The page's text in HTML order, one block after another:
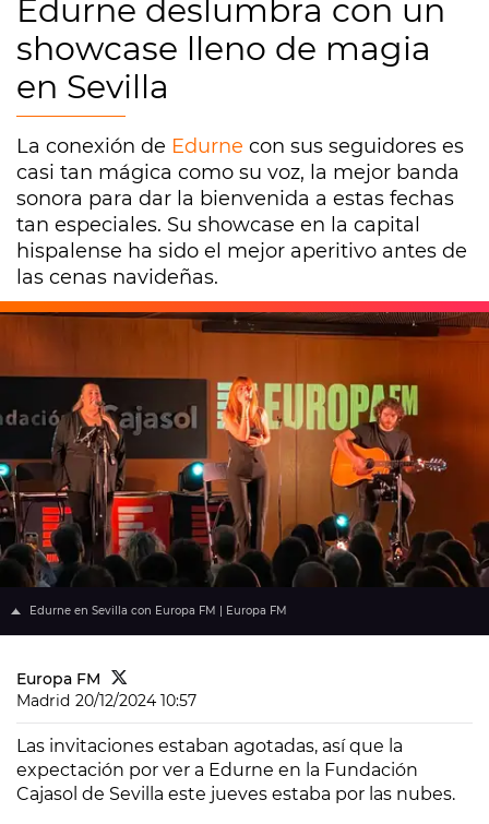
Edurne deslumbra con un
showcase lleno de magia
en Sevilla
La conexión de Edurne con sus seguidores es
casi tan mágica como su voz, la mejor banda
sonora para dar la bienvenida a estas fechas
tan especiales. Su showcase en la capital
hispalense ha sido el mejor aperitivo antes de
las cenas navideñas.
Edurne en Sevilla con Europa FM | Europa FM
Europa FM
Madrid 20/12/2024 10:57
Las invitaciones estaban agotadas, así que la
expectación por ver a Edurne en la Fundación
Cajasol de Sevilla este jueves estaba por las nubes.